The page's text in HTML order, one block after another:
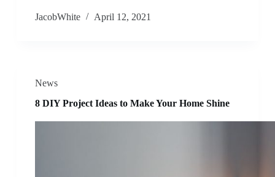
JacobWhite April 12, 2021
News
8 DIY Project Ideas to Make Your Home Shine